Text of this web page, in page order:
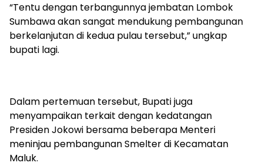
“Tentu dengan terbangunnya jembatan Lombok
Sumbawa akan sangat mendukung pembangunan
berkelanjutan di kedua pulau tersebut,” ungkap
bupati lagi.
Dalam pertemuan tersebut, Bupati juga
menyampaikan terkait dengan kedatangan
Presiden Jokowi bersama beberapa Menteri
meninjau pembangunan Smelter di Kecamatan
Maluk.